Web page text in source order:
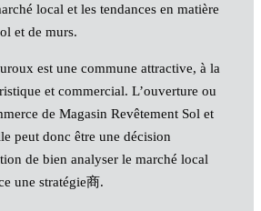
local et les tendances en matière
et de murs.
est une commune attractive, à la
et commercial. L’ouverture ou
de Magasin Revêtement Sol et
peut donc être une décision
de bien analyser le marché local
une stratégie商.